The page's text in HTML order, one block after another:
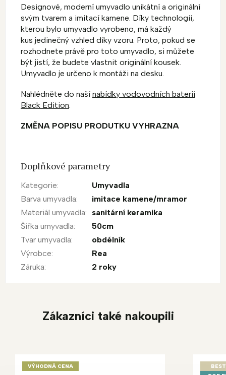
Designové, moderní umyvadlo unikátní a originální
svým tvarem a imitací kamene. Díky technologii,
kterou bylo umyvadlo vyrobeno, má každý
kus jedinečný vzhled díky vzoru. Proto, pokud se
rozhodnete právě pro toto umyvadlo, si můžete
být jistí, že budete vlastnit originální kousek.
Umyvadlo je určeno k montáži na desku.
Nahlédněte do naší nabídky vodovodních baterií
Black Edition
ZMĚNA POPISU PRODUTKU VYHRAZNA
Doplňkové parametry
Kategorie:
Umyvadla
Barva umyvadla:
imitace kamene/mramor
Materiál umyvadla:
sanitární keramika
Šířka umyvadla:
50cm
Tvar umyvadla:
obdélník
Výrobce:
Rea
Záruka: 2 roky
Zákazníci také nakoupili
VÝHODNÁ CENA